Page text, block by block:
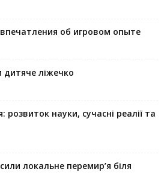
об игровом опыте
ліжечко
розвиток науки, сучасні реалії та
локальне перемир’я біля